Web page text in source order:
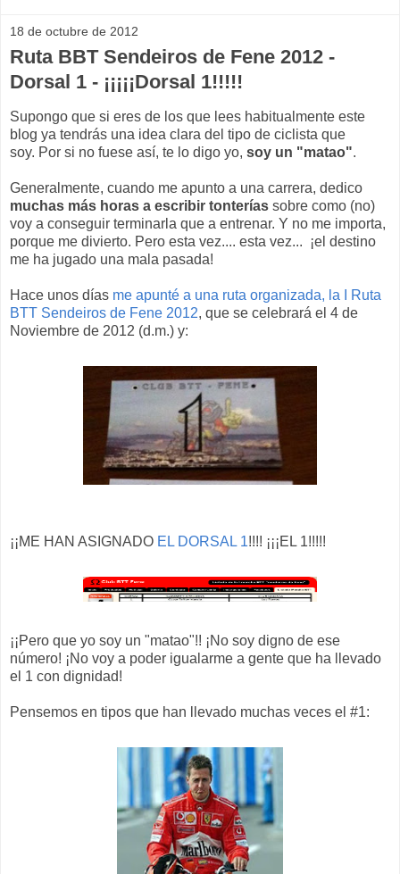
18 de octubre de 2012
Ruta BBT Sendeiros de Fene 2012 -
Dorsal 1 - ¡¡¡¡¡Dorsal 1!!!!!
Supongo que si eres de los que lees habitualmente este
blog ya tendrás una idea clara del tipo de ciclista que
soy. Por si no fuese así, te lo digo yo, soy un "matao".
Generalmente, cuando me apunto a una carrera, dedico
muchas más horas a escribir tonterías sobre como (no)
voy a conseguir terminarla que a entrenar. Y no me importa,
porque me divierto. Pero esta vez.... esta vez... ¡el destino
me ha jugado una mala pasada!
Hace unos días me apunté a una ruta organizada, la I Ruta
BTT Sendeiros de Fene 2012, que se celebrará el 4 de
Noviembre de 2012 (d.m.) y:
¡¡ME HAN ASIGNADO EL DORSAL 1!!!! ¡¡¡EL 1!!!!!
¡¡Pero que yo soy un "matao"!! ¡No soy digno de ese
número! ¡No voy a poder igualarme a gente que ha llevado
el 1 con dignidad!
Pensemos en tipos que han llevado muchas veces el #1: